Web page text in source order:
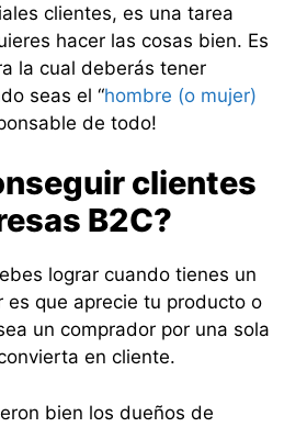
clientes, es una tarea
hacer las cosas bien. Es
la cual deberás tener
seas el “hombre (o mujer)
de todo!
clientes
B2C?
lograr cuando tienes un
es que aprecie tu producto o
un comprador por una sola
en cliente.
bien los dueños de